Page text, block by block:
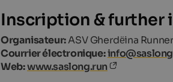
Inscription & further
Organisateur:ASV Gherdёina
Courrier électronique:
Web:www.saslong.run